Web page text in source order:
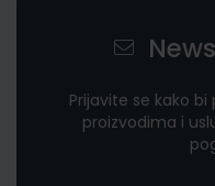
Prijavite se kako
proizvodima i